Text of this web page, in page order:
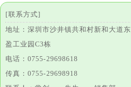
[联系方式]
地址：深圳市沙井镇共和村新和大道东
盈工业园C3栋
电话：0755-29698618
传真：0755-29698918